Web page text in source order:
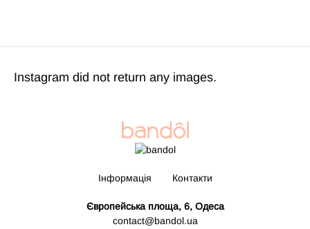
Instagram did not return any images.
Європейська площа, 6, Одеса
contact@bandol.ua
Інформація Контакти